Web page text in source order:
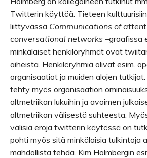
Twitterin käyttöä. Tieteen
liittyvässä Communications of
conversational networks –graafissa
minkälaiset henkilöryhmät ovat
aiheista. Henkilöryhmiä olivat esim.
organisaatiot ja muiden alojen
tehty myös organisaation
altmetriikan lukuihin ja avoimen
altmetriikan välisestä suhteesta.
välisiä eroja twitterin käytössä on
pohti myös sitä minkälaisia tulkintoja
mahdollista tehdä. Kim Holmbergin